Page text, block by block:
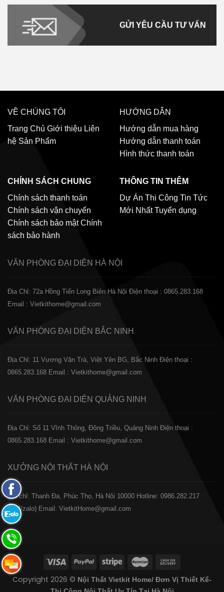
GỬI YÊU CẦU TƯ VẤN
VỀ CHÚNG TÔI
Trang Chủ Giới thiệu Liên
hệ Sản Phẩm
HƯỚNG DẪN
Hướng dẫn mua hàng
Hướng dẫn thanh toán
Hình thức thanh toán
CHÍNH SÁCH CHUNG
Chính sách thanh toán
Chính sách vận chuyển
Chính sách bảo mật Chính
sách bảo hành
THÔNG TIN THÊM
Dự Án Thi Công Tin Tức
Mới Nhất Tuyển dụng
VĂN PHÒNG ĐẠI DIỆN HÀ NỘI
Địa Chỉ: 72a Hồng Tiến Long Biên Hà Nội Điện thoại : 0865.283.168
Email : Vietkithome@gmail.com
VĂN PHÒNG ĐẠI DIỆN BẮC NINH
Địa Chỉ: 11 Vương Văn Trà, Việt Yên BG, Bắc Ninh Điện thoại :
0865.283.168 Email : Vietkithome@gmail.com
VĂN PHÒNG ĐẠI DIỆN QUẢNG NINH
Địa Chỉ: Số 11 Vĩnh Thông, Đông Triều, Quảng Ninh Điện thoại :
0865.283.168 Email : Vietkithome@gmail.com
XƯỞNG NỘI THẤT HÀ NỘI
️Địa chỉ: Thanh Đa, Phúc Thọ, Hà Nội 10000 Hotline: 0986.282.217
(Call/zalo) Email: VietkitHome@gmail.com
Copyright 2026 © Nội Thất Vietkit Home/ Đơn Vị Thiết Kế-
Fanpage
Facebook
Zalo:
0865.283.168
Hotline:
0865.283.168
Hotline:
0865.283.168